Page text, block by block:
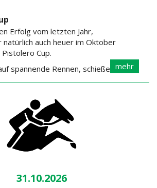
Erfolg vom letzten Jahr,
auch heuer im Oktober
Cup.
spannende Rennen, schießendemehr
31.10.2026